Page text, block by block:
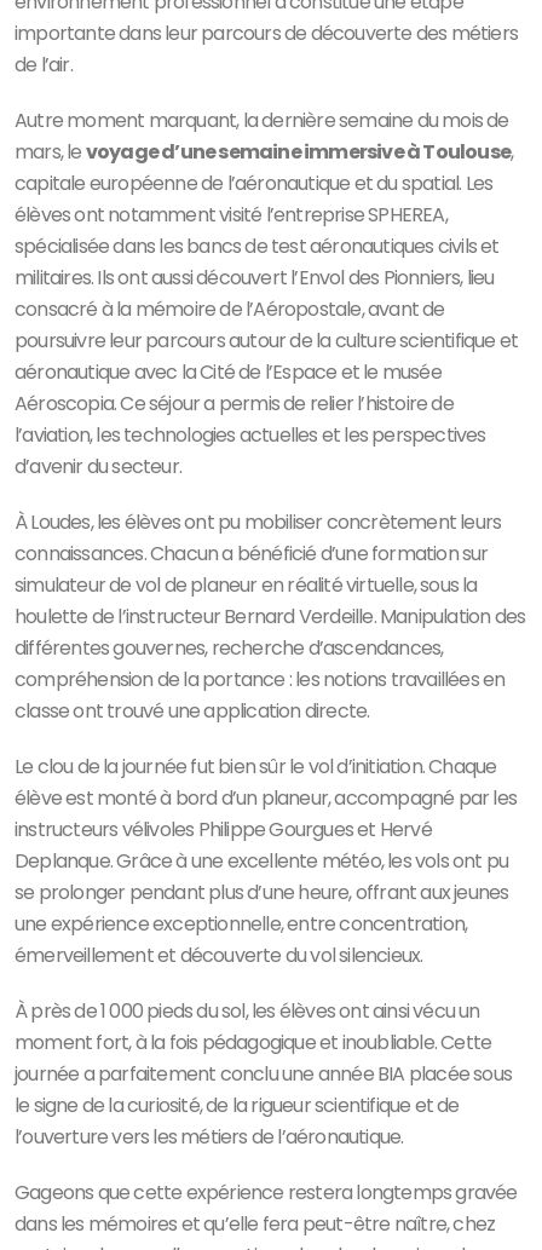
importante dans leur parcours de découverte des métiers
de l’air.
Autre moment marquant, la dernière semaine du mois de
mars, levoyage d’une semaine immersive à Toulouse,
capitale européenne de l’aéronautique et du spatial. Les
élèves ont notamment visité l’entreprise SPHEREA,
spécialisée dans les bancs de test aéronautiques civils et
militaires. Ils ont aussi découvert l’Envol des Pionniers, lieu
consacré à la mémoire de l’Aéropostale, avant de
poursuivre leur parcours autour de la culture scientifique et
aéronautique avec la Cité de l’Espace et le musée
Aéroscopia. Ce séjour a permis de relier l’histoire de
l’aviation, les technologies actuelles et les perspectives
d’avenir du secteur.
À Loudes, les élèves ont pu mobiliser concrètement leurs
connaissances. Chacun a bénéficié d’une formation sur
simulateur de vol de planeur en réalité virtuelle, sous la
houlette de l’instructeur Bernard Verdeille. Manipulation des
différentes gouvernes, recherche d’ascendances,
compréhension de la portance : les notions travaillées en
classe ont trouvé une application directe.
Le clou de la journée fut bien sûr le vol d’initiation. Chaque
élève est monté à bord d’un planeur, accompagné par les
instructeurs vélivoles Philippe Gourgues et Hervé
Deplanque. Grâce à une excellente météo, les vols ont pu
se prolonger pendant plus d’une heure, offrant aux jeunes
une expérience exceptionnelle, entre concentration,
émerveillement et découverte du vol silencieux.
À près de 1 000 pieds du sol, les élèves ont ainsi vécu un
moment fort, à la fois pédagogique et inoubliable. Cette
journée a parfaitement conclu une année BIA placée sous
le signe de la curiosité, de la rigueur scientifique et de
l’ouverture vers les métiers de l’aéronautique.
Gageons que cette expérience restera longtemps gravée
dans les mémoires et qu’elle fera peut-être naître, chez